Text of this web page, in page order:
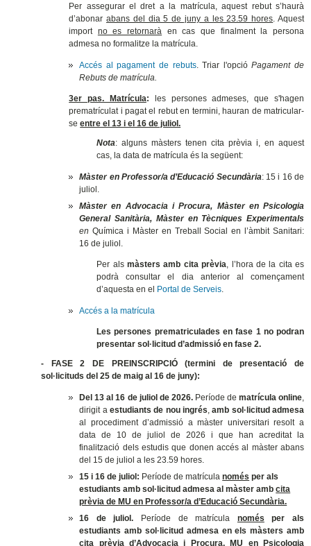
Per assegurar el dret a la matrícula, aquest rebut s’haurà
d’abonar abans del dia 5 de juny a les 23.59 hores. Aquest
import no es retornarà en cas que finalment la persona
admesa no formalitze la matrícula.
Accés al pagament de rebuts. Triar l'opcióPagament de
Rebuts de matrícula.
3er pas. Matrícula:
les persones admeses, que s'hagen
prematrículat i pagat el rebut en termini, hauran de matricular-
seentre el 13 i el 16 de juliol.
Nota: alguns màsters tenen cita prèvia i, en aquest
cas, la data de matrícula és la següent:
Màster en Professor/a d’Educació Secundària: 15 i 16 de
juliol.
Màster en Advocacia i Procura, Màster en Psicologia
General Sanitària, Màster en Tècniques Experimentals
enQuímica i Màster en Treball Social en l’àmbit Sanitari:
16 de juliol.
Per als màsters amb cita prèvia, l’hora de la cita es
podrà consultar el dia anterior al començament
d’aquesta en el
Portal de Serveis.
Accés a la matrícula
Les persones prematriculades en fase 1 no podran
presentar sol·licitud d’admissió en fase 2.
- FASE 2 DE PREINSCRIPCIÓ (termini de presentació de
sol·licituds del 25 de maig al 16 de juny):
Del13 al 16 de juliol de 2026.Període de matrícula online,
dirigit a estudiants de nou ingrés,amb sol·licitud admesa
al procediment d’admissió a màster universitari resolt a
data de 10 de juliol de 2026 i que han acreditat la
finalització dels estudis que donen accés al màsterabans
del 15 de juliol a les 23.59 hores.
15 i 16 de juliol: Període de matrículanomés per als
estudiants amb sol·licitud admesa al màster ambcita
prèvia de MU en Professor/a d’Educació Secundària.
16 de juliol. Període de matrícula només per als
estudiants amb sol·licitud admesa en els màsters amb
cita prèvia d’Advocacia i Procura, MU en Psicologia